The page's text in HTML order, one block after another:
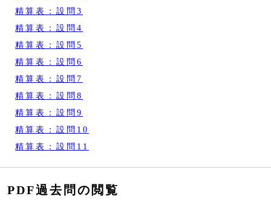
精算表：設問3
精算表：設問4
精算表：設問5
精算表：設問6
精算表：設問7
精算表：設問8
精算表：設問9
精算表：設問10
精算表：設問11
PDF過去問の閲覧